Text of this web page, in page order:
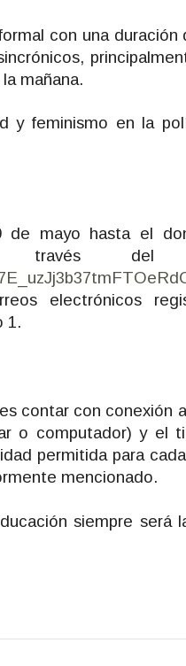
con una
mañana.
y feminismo en la
de mayo hasta el
del
electrónicos
1.
contar con conexión
o computador) y el
permitida para
mencionado.
siempre será